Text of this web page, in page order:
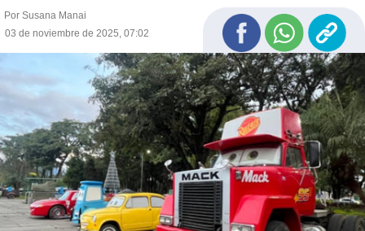
Por Susana Manai
03 de noviembre de 2025, 07:02